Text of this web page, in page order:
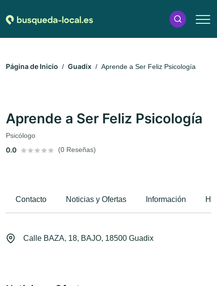
Página de Inicio Guadix Aprende a Ser Feliz Psicología
Aprende a Ser Feliz Psicología
Psicólogo
0.0 (0 Reseñas)
Contacto Noticias y Ofertas Información
Calle BAZA, 18, BAJO, 18500 Guadix